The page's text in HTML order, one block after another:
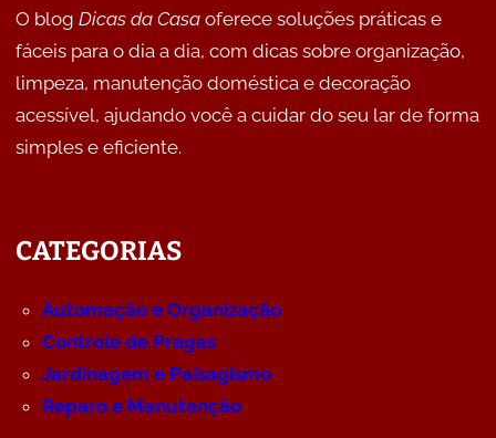
O blog Dicas da Casaoferece soluções práticas e
fáceis para o dia a dia, com dicas sobre organização,
limpeza, manutenção doméstica e decoração
acessível, ajudando você a cuidar do seu lar de forma
simples e eficiente.
CATEGORIAS
Automação e Organização
Controle de Pragas
Jardinagem e Paisagismo
Reparo e Manutenção